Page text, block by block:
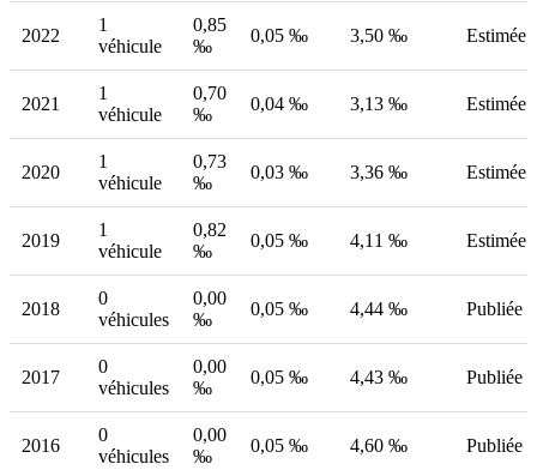
2022
1
véhicule
0,85
‰
0,05 ‰ 3,50 ‰ Estimée
2021
1
véhicule
0,70
‰
0,04 ‰ 3,13 ‰ Estimée
2020
1
véhicule
0,73
‰
0,03 ‰ 3,36 ‰ Estimée
2019
1
véhicule
0,82
‰
0,05 ‰ 4,11 ‰ Estimée
2018
0
véhicules
0,00
‰
0,05 ‰ 4,44 ‰ Publiée
2017
0
véhicules
0,00
‰
0,05 ‰ 4,43 ‰ Publiée
2016
0
véhicules
0,00
‰
0,05 ‰ 4,60 ‰ Publiée